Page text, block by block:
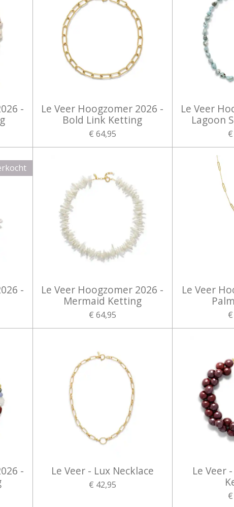
-
Le Veer Hoogzomer 2026 -
Bold Link Ketting
€ 64,95
Le Veer
Lagoon
-
Le Veer Hoogzomer 2026 -
Mermaid Ketting
€ 64,95
Le Veer
-
Le Veer - Lux Necklace
€ 42,95
Le Veer